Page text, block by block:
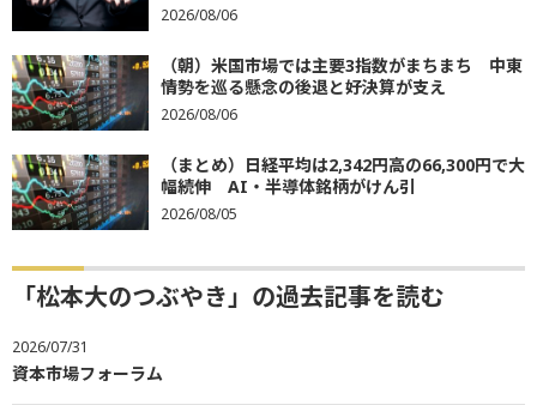
2026/08/06
（朝）米国市場では主要3指数がまちまち 中東
情勢を巡る懸念の後退と好決算が支え
2026/08/06
（まとめ）日経平均は2,342円高の66,300円で大
幅続伸 AI・半導体銘柄がけん引
2026/08/05
「松本大のつぶやき」の過去記事を読む
2026/07/31
資本市場フォーラム